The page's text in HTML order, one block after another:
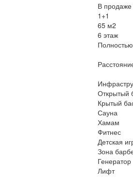
В
1+1
65 м2
6 этаж
Открытый
Крытый
Сауна
Хамам
Фитнес
Детская
Зона
Генератор
Лифт